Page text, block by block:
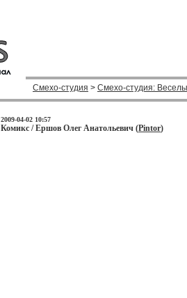
Смехо-студия > Смехо-студия:
2009-04-02 10:57
Комикс / Ершов Олег Анатольевич (Pintor)